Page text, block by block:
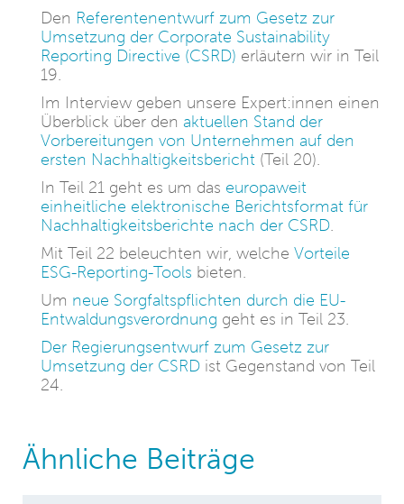
Den Referentenentwurf zum Gesetz zur
Umsetzung der Corporate Sustainability
Reporting Directive (CSRD) erläutern wir in Teil
19.
Im Interview geben unsere Expert:innen einen
Überblick über den aktuellen Stand der
Vorbereitungen von Unternehmen auf den
ersten Nachhaltigkeitsbericht (Teil 20).
In Teil 21 geht es um das europaweit
einheitliche elektronische Berichtsformat für
Nachhaltigkeitsberichte nach der CSRD.
Mit Teil 22 beleuchten wir, welche Vorteile
ESG-Reporting-Tools bieten.
Um neue Sorgfaltspflichten durch die EU-
Entwaldungsverordnung geht es in Teil 23.
Der Regierungsentwurf zum Gesetz zur
Umsetzung der CSRD ist Gegenstand von Teil
24.
Ähnliche Beiträge